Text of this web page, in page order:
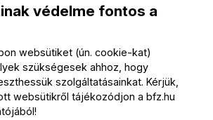
:védelme fontos a
websütiket (ún. cookie-kat)
szükségesek ahhoz, hogy
szolgáltatásainkat. Kérjük,
websütikről tájékozódjon a bfz.hu
!